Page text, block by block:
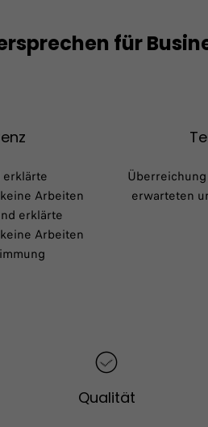
für
Arbeiten
erklärte
Arbeiten
erwarteten
Qualität